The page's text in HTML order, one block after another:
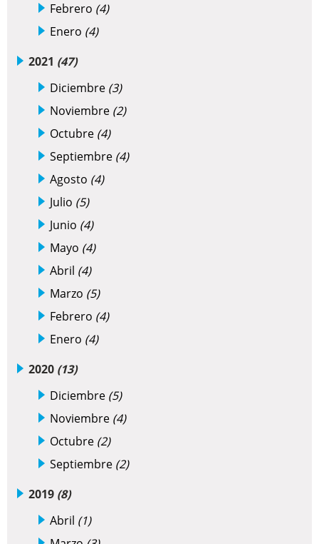
Febrero (4)
Enero (4)
2021 (47)
Diciembre (3)
Noviembre (2)
Octubre (4)
Septiembre (4)
Agosto (4)
Julio (5)
Junio (4)
Mayo (4)
Abril (4)
Marzo (5)
Febrero (4)
Enero (4)
2020 (13)
Diciembre (5)
Noviembre (4)
Octubre (2)
Septiembre (2)
2019 (8)
Abril (1)